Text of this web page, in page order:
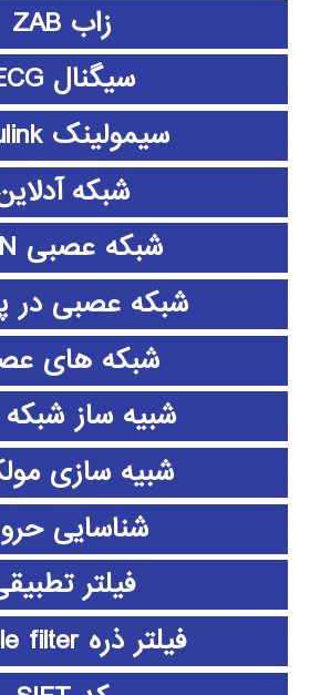
زاب ZAB
سیگنال ECG
سیمولینک simulink
شبکه
شبکه عصبی CNN
شبکه عصبی در
شبکه های
شبیه ساز شبکه NS2
شبیه سازی
شناسایی
فیلتر
فیلتر ذره particle filter